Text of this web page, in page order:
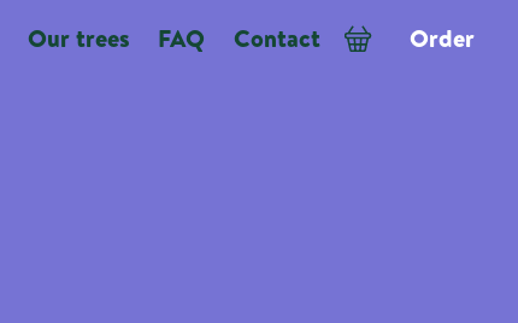
Our trees FAQ Contact Order